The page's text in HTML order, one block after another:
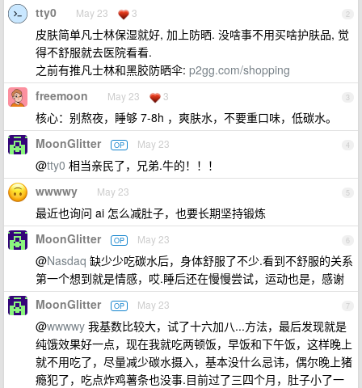
2
tty0 May 23 3
皮肤简单凡士林保湿就好, 加上防晒. 没啥事不用买啥护肤品, 觉
得不舒服就去医院看看.
之前有推凡士林和黑胶防晒伞: p2gg.com/shopping
3
freemoon May 23 3
核心：别熬夜，睡够 7-8h ，爽肤水，不要重口味，低碳水。
4
MoonGlitter OP May 23
@tty0 相当亲民了，兄弟.牛的！！！
5
wwwwy May 23
最近也询问 ai 怎么减肚子，也要长期坚持锻炼
6
MoonGlitter OP May 23
@Nasdaq 缺少少吃碳水后，身体舒服了不少.看到不舒服的关系
第一个想到就是情感，哎.睡后还在慢慢尝试，运动也是，感谢
7
MoonGlitter OP May 23
@wwwwy 我基数比较大，试了十六加八...方法，最后发现就是
纯饿效果好一点，现在我就吃两顿饭，早饭和下午饭，这样晚上
就不用吃了，尽量减少碳水摄入，基本没什么忌讳，偶尔晚上猪
瘾犯了，吃点炸鸡薯条也没事.目前过了三四个月，肚子小了一